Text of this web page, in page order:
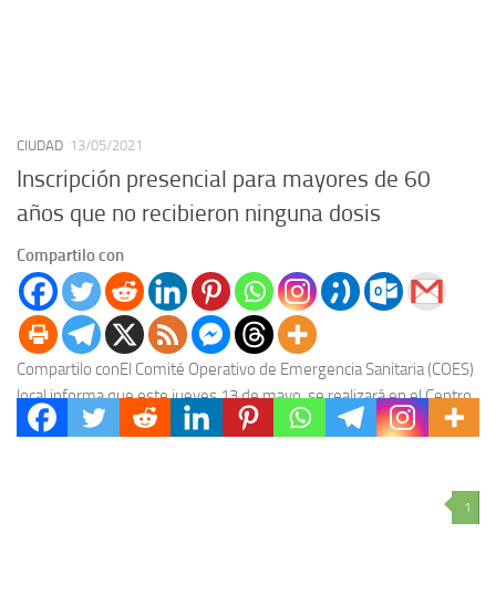
CIUDAD 13/05/2021
Inscripción presencial para mayores de 60
años que no recibieron ninguna dosis
Compartilo con
Compartilo conEl Comité Operativo de Emergencia Sanitaria (COES)
local informa que este jueves 13 de mayo, se realizará en el Centro
de Convenciones -en paralelo...
1